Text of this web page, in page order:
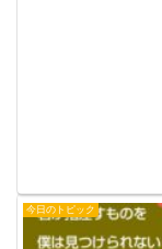
今日のトピック